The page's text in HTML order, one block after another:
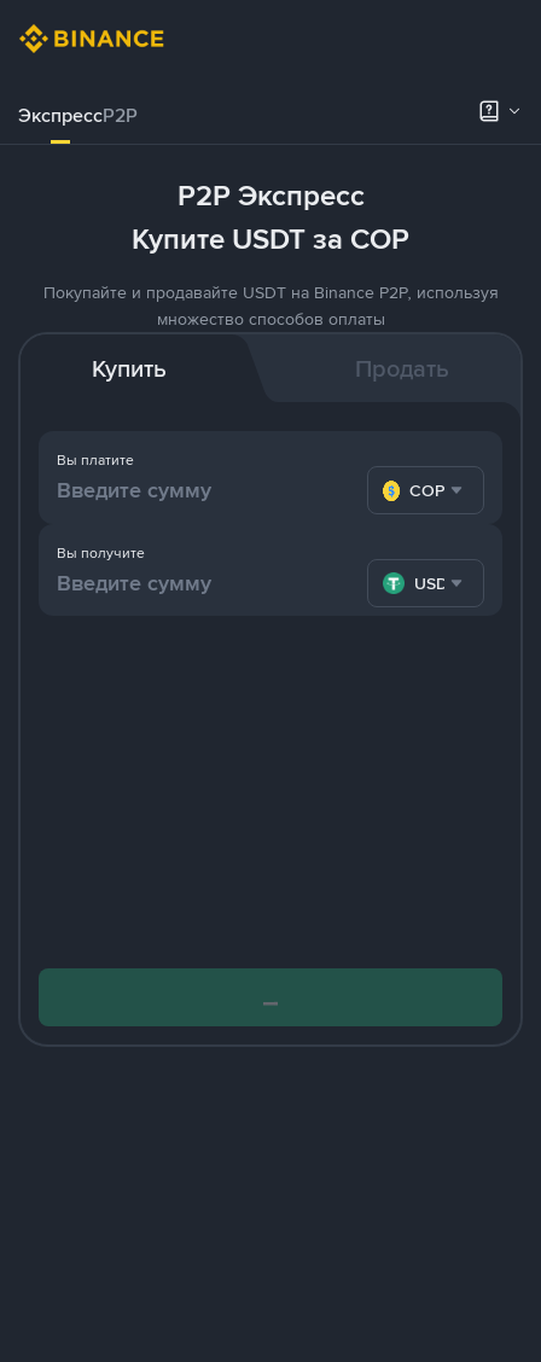
ЭкспрессP2P
P2P Экспресс
Купите USDT за COP
Покупайте и продавайте USDT на Binance P2P, используя
множество способов оплаты
Купить Продать
Вы платите
COP
Вы получите
USDT